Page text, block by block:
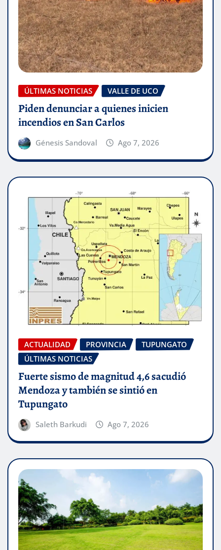
ÚLTIMAS NOTICIAS VALLE DE UCO
Piden denunciar a quienes inicien
incendios en San Carlos
Génesis Sandoval Ago 7, 2026
ACTUALIDAD PROVINCIA
TUPUNGATO
ÚLTIMAS NOTICIAS
Fuerte sismo de magnitud 4,6 sacudió
Mendoza y también se sintió en
Tupungato
Saleth Barkudi Ago 7, 2026